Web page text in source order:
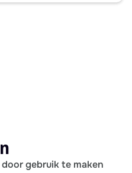
gebruik te maken